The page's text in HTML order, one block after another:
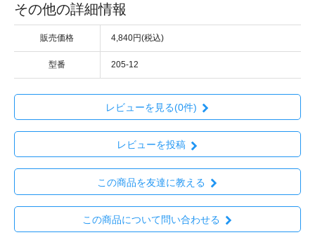
その他の詳細情報
販売価格 4,840円(税込)
型番 205-12
レビューを見る(0件)
レビューを投稿
この商品を友達に教える
この商品について問い合わせる